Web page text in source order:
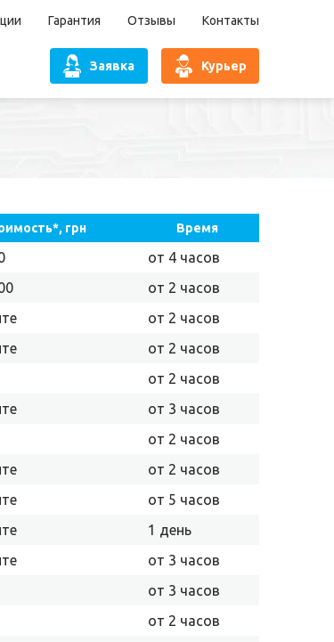
Гарантия Отзывы Контакты
Курьер
Заявка
грн Время
от 4 часов
от 2 часов
от 2 часов
от 2 часов
от 2 часов
от 3 часов
от 2 часов
от 2 часов
от 5 часов
1 день
от 3 часов
от 3 часов
от 2 часов